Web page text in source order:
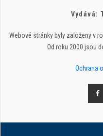
Vydává:
Webové stránky byly založeny v
Od roku 2000 jsou
Ochrana